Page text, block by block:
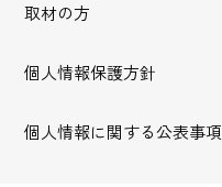
取材の方
個人情報保護方針
個人情報に関する公表事項